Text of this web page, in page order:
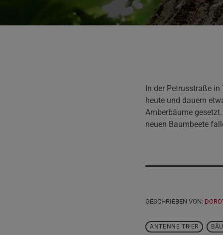
In der Petrusstraße
heute und dauern
Amberbäume
neuen Baumbeete
GESCHRIEBEN VON:
ANTENNE TRIER